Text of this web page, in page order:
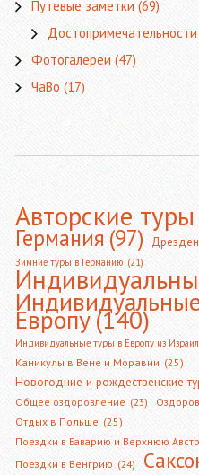
Путевые заметки(69)
Фотогалереи(47)
ЧаВо(17)
Авторские туры
Германия(97) Дрезден
Зимние туры в Германию (21)
Европу(140)
Индивидуальные туры в Европу из
Каникулы в Вене и Моравии (25)
Новогодние и рождественские
Общее оздоровление (23)
Отдых в Польше (25)
Поездки в Баварию и Верхнюю
Поездки в Венгрию (24)